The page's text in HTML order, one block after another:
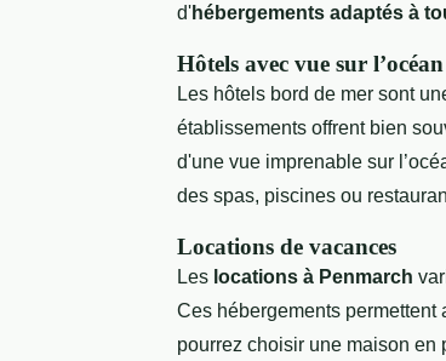
d'hébergements adaptés à
Hôtels avec vue sur l’océan
Les hôtels bord de mer sont
établissements offrent bien
d'une vue imprenable sur
des spas, piscines ou
Locations de vacances
Les locations à Penmarch
Ces hébergements permettent
pourrez choisir une maison en